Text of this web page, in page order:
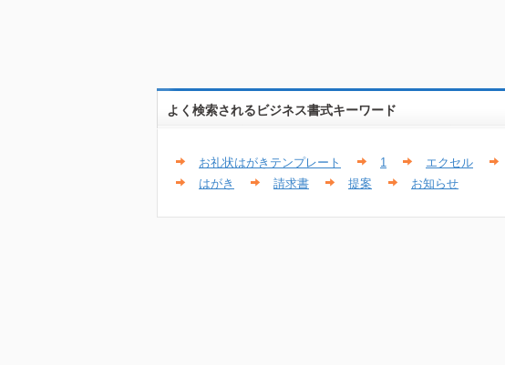
よく検索されるビジネス書式キーワード
お礼状はがきテンプレート 1 エクセル
はがき
請求書 提案 お知らせ